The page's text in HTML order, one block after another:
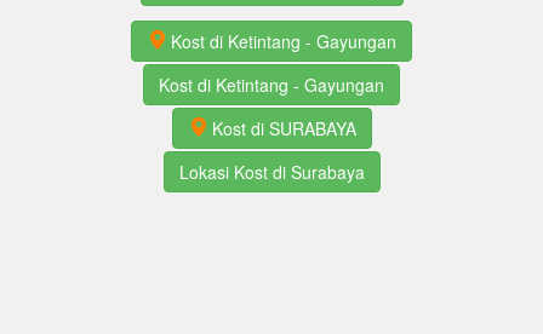
Kost di Ketintang - Gayungan
Kost di Ketintang - Gayungan
Kost di SURABAYA
Lokasi Kost di Surabaya